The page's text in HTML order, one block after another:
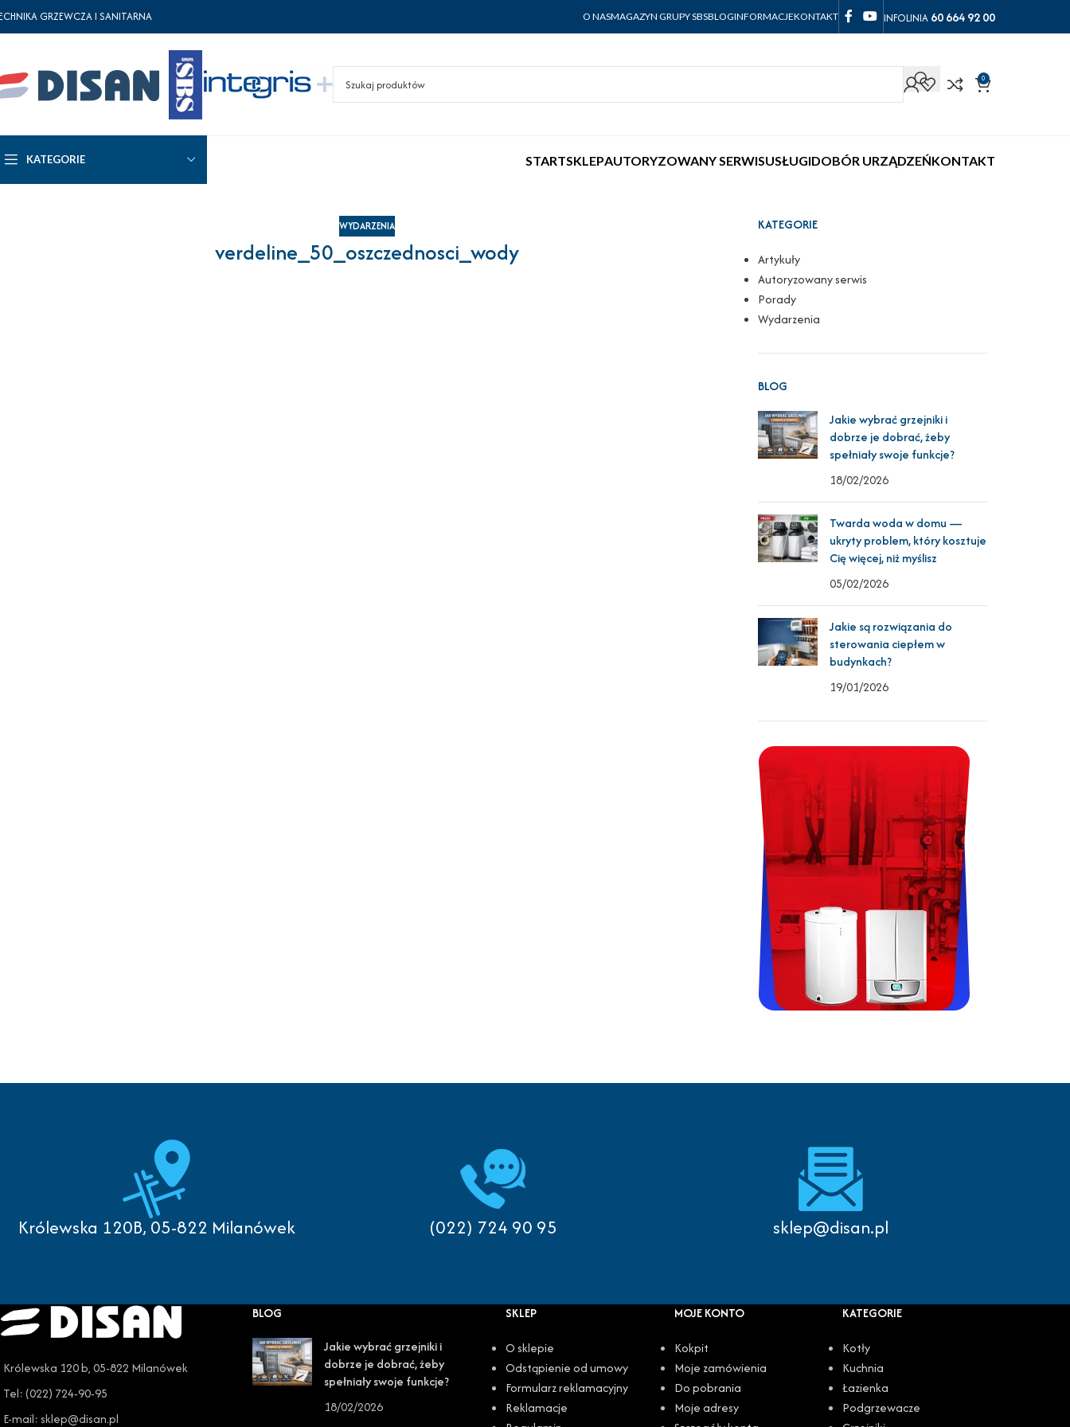
GRZEWCZA I SANITARNA O NASMAGAZYN GRUPY SBSBLOGINFORMACJEKONTAKT INFOLINIA 60 664 92 00
0
KATEGORIE STARTSKLEPAUTORYZOWANY SERWISUSŁUGIDOBÓR URZĄDZEŃKONTAKT
WYDARZENIA
verdeline_50_oszczednosci_wody
KATEGORIE
Artykuły
Autoryzowany serwis
Porady
Wydarzenia
BLOG
Jakie wybrać grzejniki i
dobrze je dobrać, żeby
spełniały swoje funkcje?
18/02/2026
Twarda woda w domu —
ukryty problem, który kosztuje
Cię więcej, niż myślisz
05/02/2026
Jakie są rozwiązania do
sterowania ciepłem w
budynkach?
19/01/2026
Autoryzowany serwis
Królewska 120B, 05-822 Milanówek (022) 724 90 95 sklep@disan.pl
Królewska 120 b, 05-822 Milanówek
Tel: (022) 724-90-95
E-mail: sklep@disan.pl
BLOG
Jakie wybrać grzejniki i
dobrze je dobrać, żeby
spełniały swoje funkcje?
18/02/2026
SKLEP
O sklepie
Odstąpienie od umowy
Formularz reklamacyjny
Reklamacje
MOJE KONTO
Kokpit
Moje zamówienia
Do pobrania
Moje adresy
KATEGORIE
Kotły
Kuchnia
Łazienka
Podgrzewacze